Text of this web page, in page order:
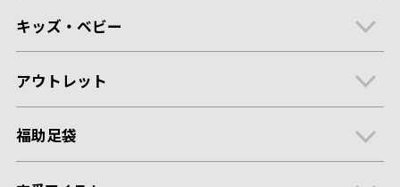
キッズ・ベビー
アウトレット
福助足袋